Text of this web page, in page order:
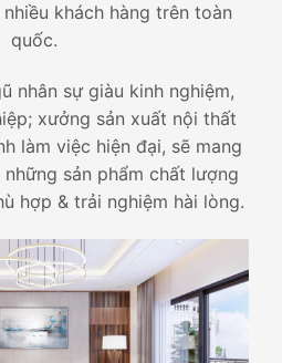
khách hàng trên toàn
quốc.
nhân sự giàu kinh nghiệm,
xưởng sản xuất nội thất
làm việc hiện đại, sẽ mang
sản phẩm chất lượng
hợp & trải nghiệm hài lòng.